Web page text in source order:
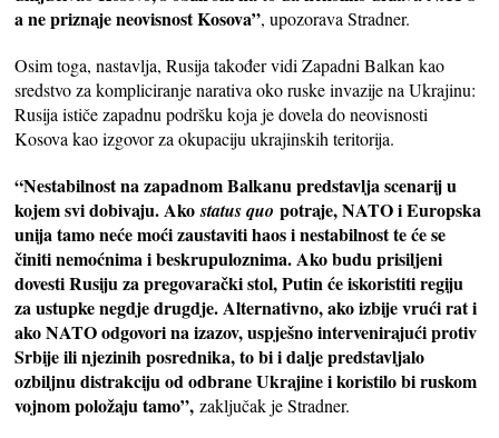
a ne priznaje neovisnost Kosova”, upozorava Stradner.
Osim toga, nastavlja, Rusija također vidi Zapadni Balkan kao
sredstvo za kompliciranje narativa oko ruske invazije na Ukrajinu:
Rusija ističe zapadnu podršku koja je dovela do neovisnosti
Kosova kao izgovor za okupaciju ukrajinskih teritorija.
“Nestabilnost na zapadnom Balkanu predstavlja scenarij u
kojem svi dobivaju. Ako status quo potraje, NATO i Europska
unija tamo neće moći zaustaviti haos i nestabilnost te će se
činiti nemoćnima i beskrupuloznima. Ako budu prisiljeni
dovesti Rusiju za pregovarački stol, Putin će iskoristiti regiju
za ustupke negdje drugdje. Alternativno, ako izbije vrući rat i
ako NATO odgovori na izazov, uspješno intervenirajući protiv
Srbije ili njezinih posrednika, to bi i dalje predstavljalo
ozbiljnu distrakciju od odbrane Ukrajine i koristilo bi ruskom
vojnom položaju tamo”, zaključak je Stradner.